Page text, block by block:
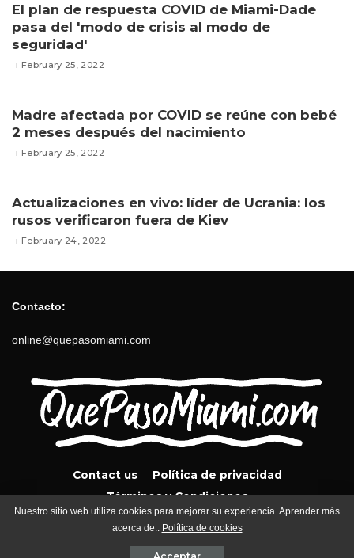
El plan de respuesta COVID de Miami-Dade
pasa del 'modo de crisis al modo de
seguridad'
February 25, 2022
Madre afectada por COVID se reúne con bebé
2 meses después del nacimiento
February 25, 2022
Actualizaciones en vivo: líder de Ucrania: los
rusos verificaron fuera de Kiev
February 24, 2022
Contacto:
online@quepasomiami.com
Contact us
Política de privacidad
Términos y Condiciones
QuePasoMiami.com 2024
Nuestro sitio web utiliza cookies para mejorar su experiencia. Aprender más
acerca de:: Política de cookies